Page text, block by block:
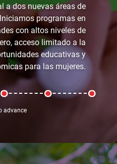
a dos nuevas áreas de
programas en
con altos niveles de
acceso limitado a la
educativas y
para las mujeres.
advance